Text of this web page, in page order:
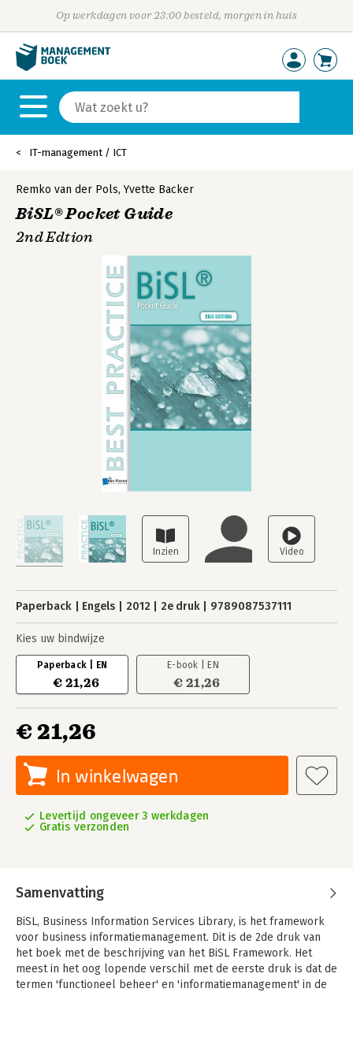
Op werkdagen voor 23:00 besteld, morgen in huis
IT-management / ICT
Remko van der Pols,Yvette Backer
BiSL® Pocket Guide
2nd Edtion
Paperback Engels 2012 2e druk 9789087537111
Kies uw bindwijze
Paperback | EN
€ 21,26
E-book | EN
€ 21,26
€ 21,26
In winkelwagen
Levertijd ongeveer 3 werkdagen
Gratis verzonden
Samenvatting
BiSL, Business Information Services Library, is het framework
voor business informatiemanagement. Dit is de 2de druk van
het boek met de beschrijving van het BiSL Framework. Het
meest in het oog lopende verschil met de eerste druk is dat de
termen 'functioneel beheer' en 'informatiemanagement' in de